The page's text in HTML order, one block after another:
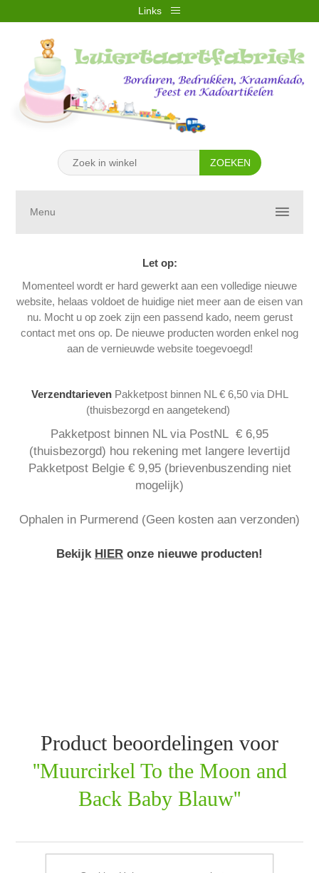
Links
REGISTREREN
WINKELWAGEN (0)
Menu
Let op:
Momenteel wordt er hard gewerkt aan een volledige nieuwe
website, helaas voldoet de huidige niet meer aan de eisen van
nu. Mocht u op zoek zijn een passend kado, neem gerust
contact met ons op. De nieuwe producten worden enkel nog
aan de vernieuwde website toegevoegd!
Verzendtarieven Pakketpost binnen NL € 6,50 via DHL
(thuisbezorgd en aangetekend)
Pakketpost binnen NL via PostNL € 6,95
(thuisbezorgd) hou rekening met langere levertijd
Pakketpost Belgie € 9,95 (brievenbuszending niet
mogelijk)
Ophalen in Purmerend (Geen kosten aan verzonden)
Bekijk HIER onze nieuwe producten!
Product beoordelingen voor
Muurcirkel To the Moon and
Back Baby Blauw